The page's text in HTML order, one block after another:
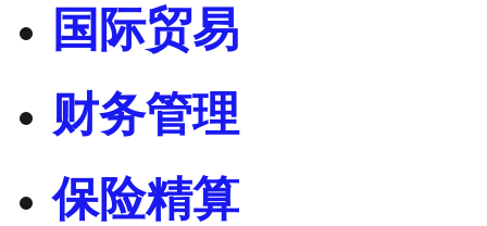
国际贸易
财务管理
保险精算